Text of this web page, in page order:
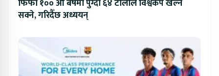
फिफा १०० औं बर्षमा पुग्दा ६४ टोलीले विश्वकप खेल्न
सक्ने, गरिदैँछ अध्ययन्